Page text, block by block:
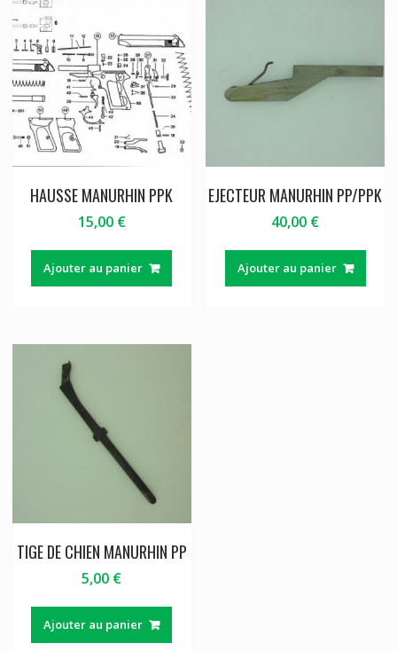
HAUSSE MANURHIN PPK
15,00 €
Ajouter au panier
EJECTEUR MANURHIN PP/PPK
40,00 €
Ajouter au panier
TIGE DE CHIEN MANURHIN PP
5,00 €
Ajouter au panier